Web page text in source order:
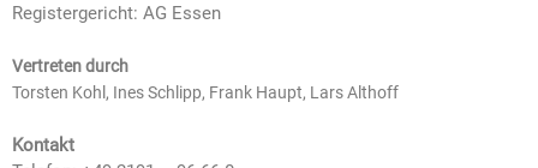
Registergericht: AG Essen
Vertreten durch
Torsten Kohl, Ines Schlipp, Frank Haupt, Lars Althoff
Kontakt